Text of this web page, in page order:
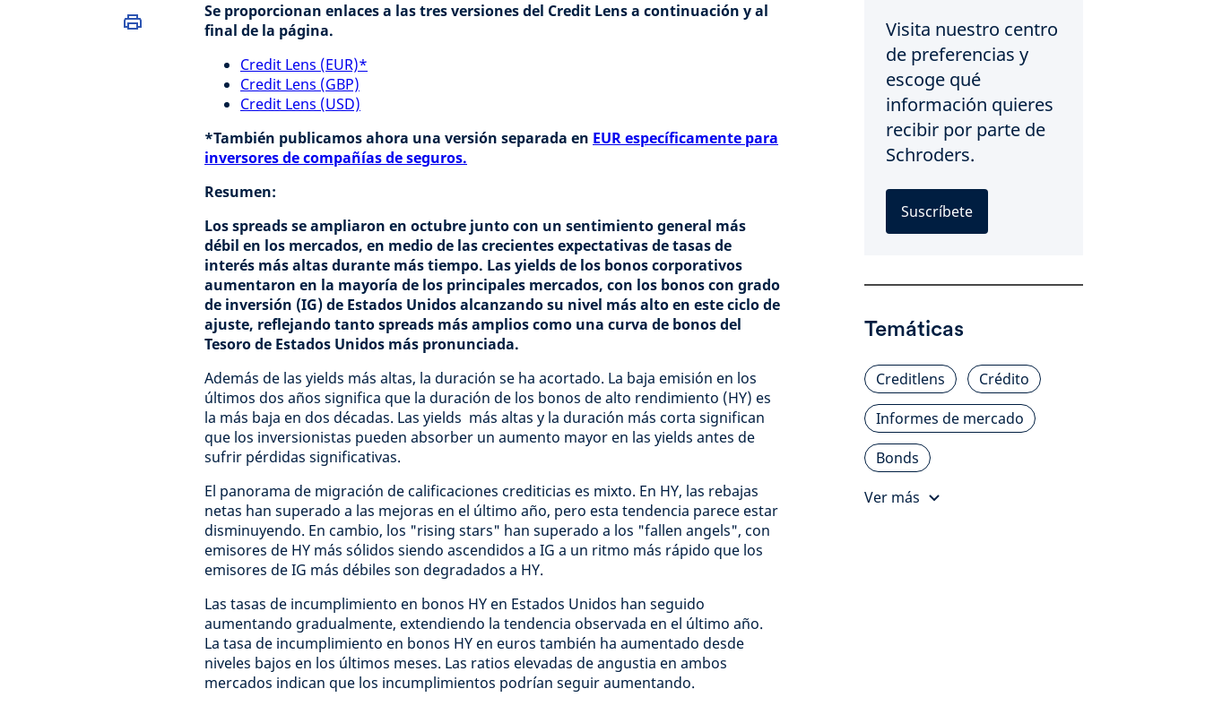
Se proporcionan enlaces a las tres versiones del Credit Lens a continuación y al
final de la página.
Credit Lens (EUR)*
Credit Lens (GBP)
Credit Lens (USD)
*También publicamos ahora una versión separada en EUR específicamente para
inversores de compañías de seguros.
Resumen:
Los spreads se ampliaron en octubre junto con un sentimiento general más
débil en los mercados, en medio de las crecientes expectativas de tasas de
interés más altas durante más tiempo. Las yields de los bonos corporativos
aumentaron en la mayoría de los principales mercados, con los bonos con grado
de inversión (IG) de Estados Unidos alcanzando su nivel más alto en este ciclo de
ajuste, reflejando tanto spreads más amplios como una curva de bonos del
Tesoro de Estados Unidos más pronunciada.
Además de las yields más altas, la duración se ha acortado. La baja emisión en los
últimos dos años significa que la duración de los bonos de alto rendimiento (HY) es
la más baja en dos décadas. Las yields más altas y la duración más corta significan
que los inversionistas pueden absorber un aumento mayor en las yields antes de
sufrir pérdidas significativas.
El panorama de migración de calificaciones crediticias es mixto. En HY, las rebajas
netas han superado a las mejoras en el último año, pero esta tendencia parece estar
disminuyendo. En cambio, los "rising stars" han superado a los "fallen angels", con
emisores de HY más sólidos siendo ascendidos a IG a un ritmo más rápido que los
emisores de IG más débiles son degradados a HY.
Las tasas de incumplimiento en bonos HY en Estados Unidos han seguido
aumentando gradualmente, extendiendo la tendencia observada en el último año.
La tasa de incumplimiento en bonos HY en euros también ha aumentado desde
niveles bajos en los últimos meses. Las ratios elevadas de angustia en ambos
mercados indican que los incumplimientos podrían seguir aumentando.
Visita nuestro centro
de preferencias y
escoge qué
información quieres
recibir por parte de
Schroders.
Suscríbete
Temáticas
Creditlens
Crédito
Informes de mercado
Bonds
Ver más